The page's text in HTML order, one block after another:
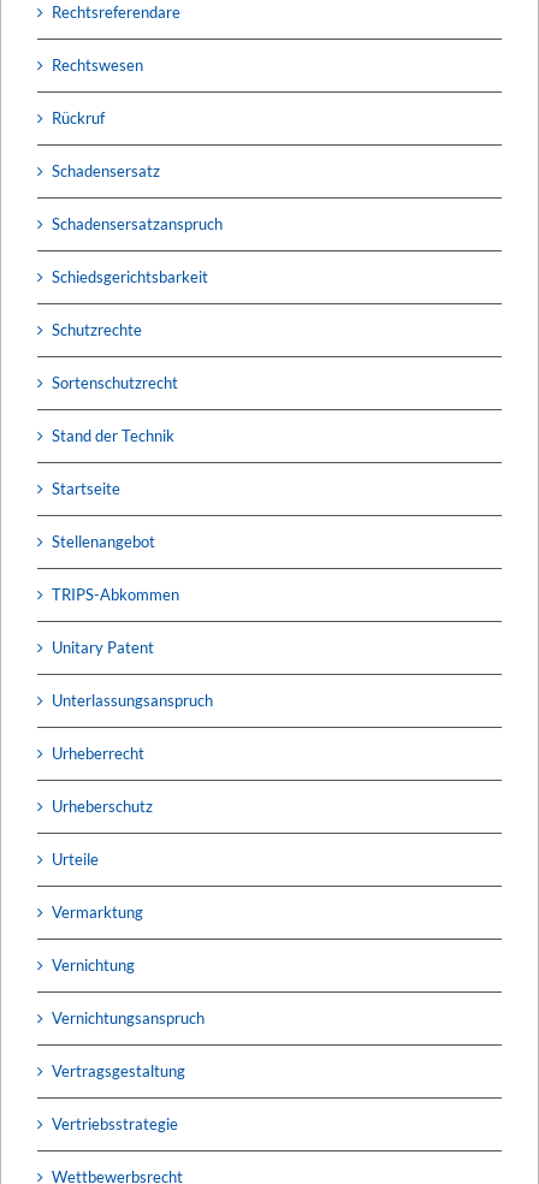
Rechtsreferendare
Rechtswesen
Rückruf
Schadensersatz
Schadensersatzanspruch
Schiedsgerichtsbarkeit
Schutzrechte
Sortenschutzrecht
Stand der Technik
Startseite
Stellenangebot
TRIPS-Abkommen
Unitary Patent
Unterlassungsanspruch
Urheberrecht
Urheberschutz
Urteile
Vermarktung
Vernichtung
Vernichtungsanspruch
Vertragsgestaltung
Vertriebsstrategie
Wettbewerbsrecht